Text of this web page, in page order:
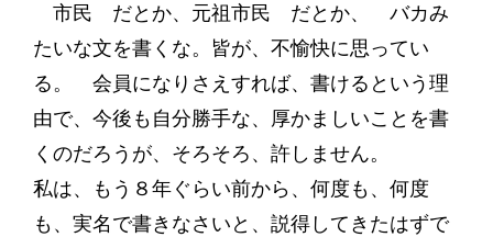
市民 だとか、元祖市民 だとか、 バカみ
たいな文を書くな。皆が、不愉快に思ってい
る。 会員になりさえすれば、書けるという理
由で、今後も自分勝手な、厚かましいことを書
くのだろうが、そろそろ、許しません。
私は、もう８年ぐらい前から、何度も、何度
も、実名で書きなさいと、説得してきたはずで